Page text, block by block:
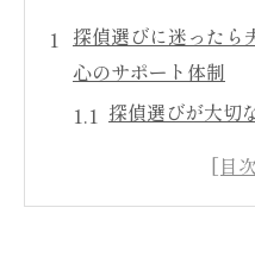
探偵選びに迷ったら
心のサポート体制
探偵選びが大切
夫婦の窓口が提